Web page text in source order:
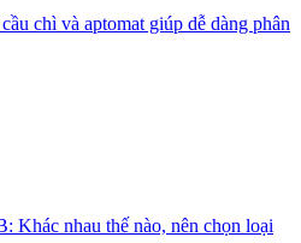
chì và aptomat giúp dễ dàng phân
Khác nhau thế nào, nên chọn loại